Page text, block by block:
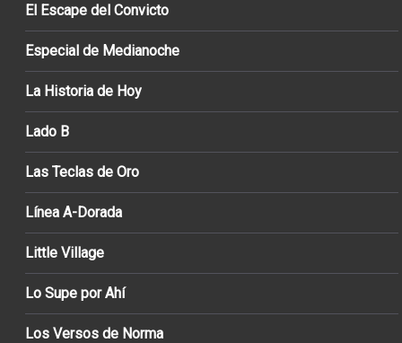
El Escape del Convicto
Especial de Medianoche
La Historia de Hoy
Lado B
Las Teclas de Oro
Línea A-Dorada
Little Village
Lo Supe por Ahí
Los Versos de Norma